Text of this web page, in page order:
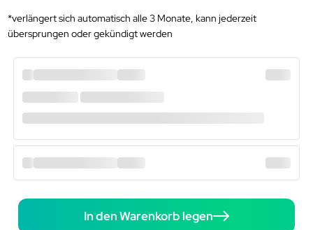
*verlängert sich automatisch alle 3 Monate, kann jederzeit
übersprungen oder gekündigt werden
In den Warenkorb legen